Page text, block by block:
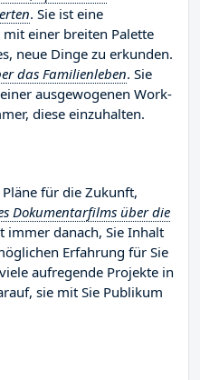
. Sie ist eine
einer breiten Palette
neue Dinge zu erkunden.
das Familienleben. Sie
ausgewogenen Work-
diese einzuhalten.
für die Zukunft,
Dokumentarfilms über die
immer danach, Sie Inhalt
Erfahrung für Sie
aufregende Projekte in
sie mit Sie Publikum